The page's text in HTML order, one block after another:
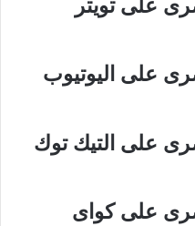
على تويتر
على اليوتيوب
على التيك توك
على كواى